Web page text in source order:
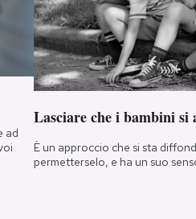
ad
Lasciare che i bambini si
È un approccio che si sta
permetterselo, e ha un suo